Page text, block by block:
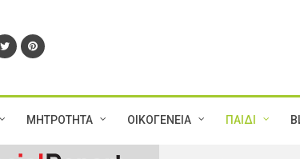
ΜΗΤΡΟΤΗΤΑ ΟΙΚΟΓΕΝΕΙΑ ΠΑΙΔΙ